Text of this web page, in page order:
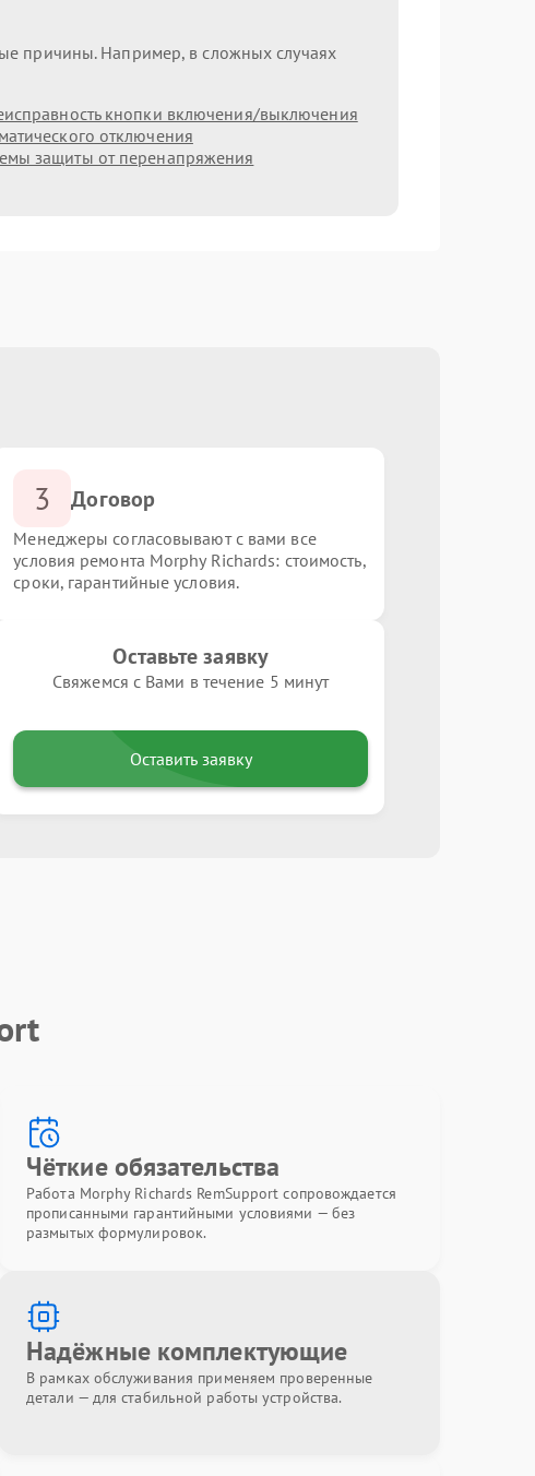
причины. Например, в сложных случаях
кнопки включения/выключения
отключения
защиты от перенапряжения
3 Договор
Менеджеры согласовывают с вами все
условия ремонта Morphy Richards: стоимость,
сроки, гарантийные условия.
Оставьте заявку
Свяжемся с Вами в течение 5 минут
Оставить заявку
Чёткие обязательства
Работа Morphy Richards RemSupport сопровождается
прописанными гарантийными условиями — без
размытых формулировок.
Надёжные комплектующие
В рамках обслуживания применяем проверенные
детали — для стабильной работы устройства.